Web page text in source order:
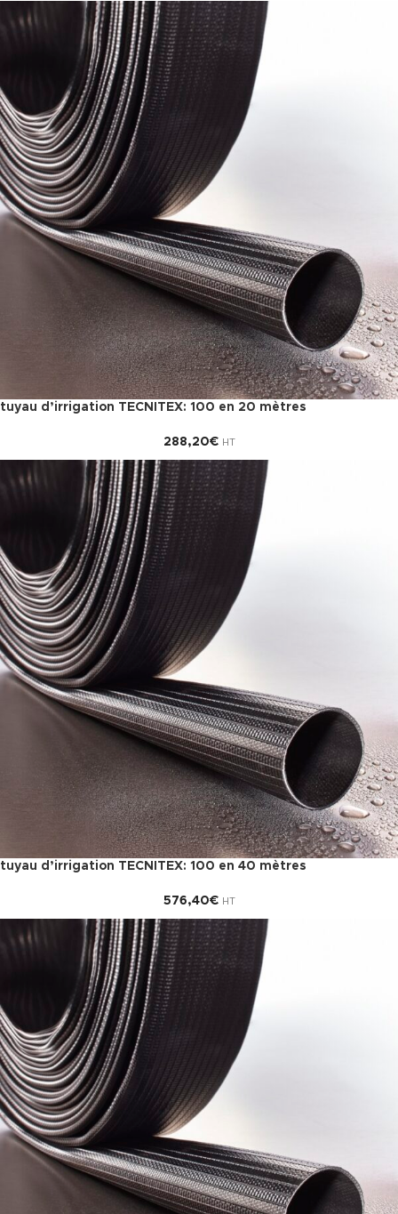
tuyau d’irrigation TECNITEX: 100 en 20 mètres
288,20€ HT
tuyau d’irrigation TECNITEX: 100 en 40 mètres
576,40€ HT